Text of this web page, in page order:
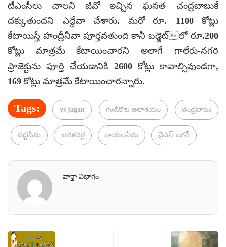
టీఎంసీలు చాలని జీవో ఇచ్చిన ఘనత చంద్రబాబుకే
దక్కుతుందని ఎద్దేవా చేశారు. మరో రూ. 1100 కోట్లు
కేటాయిస్తే హంద్రీనీవా పూర్తవతుంది కానీ బడ్జెట్లో రూ.200
కోట్లు మాత్రమే కేటాయించారని అలాగే గాలేరు-నగరి
ప్రాజెక్టును పూర్తి చేయడానికి 2600 కోట్లు కావాల్సివుండగా,
169 కోట్లు మాత్రమే కేటాయించారన్నారు.
Tags: ys jagan గండికోట జలాశయం చంద్రబాబు
పట్టిసీమ బనకచర్ల రాయలసీమ వైఎస్ జగన్
వార్తా విభాగం